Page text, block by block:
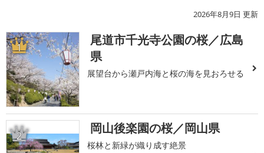
2026年8月9日 更新
1
尾道市千光寺公園の桜／広島
県
展望台から瀬戸内海と桜の海を見おろせる
2 岡山後楽園の桜／岡山県
桜林と新緑が織り成す絶景